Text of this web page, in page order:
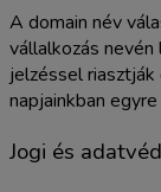
A domain név
vállalkozás
jelzéssel
napjainkban
Jogi és